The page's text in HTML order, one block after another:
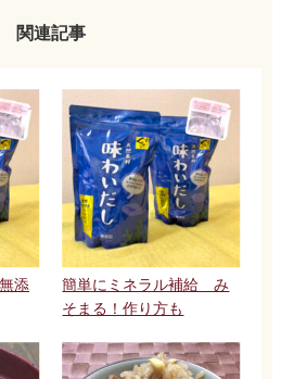
関連記事
添
簡単にミネラル補給 み
そまる！作り方も